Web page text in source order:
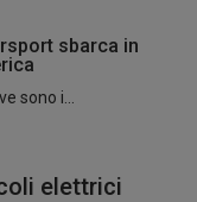
sbarca in
sono i...
elettrici